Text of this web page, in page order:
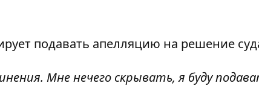
подавать апелляцию на решение
Мне нечего скрывать, я буду